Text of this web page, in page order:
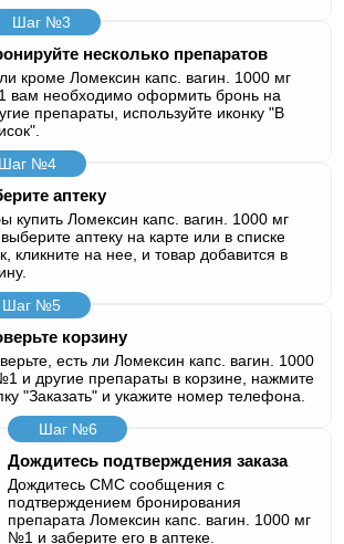
Шаг №3
несколько препаратов
кроме Ломексин капс. вагин. 1000 мг
вам необходимо оформить бронь на
препараты, используйте иконку "В
Шаг №4
аптеку
купить Ломексин капс. вагин. 1000 мг
аптеку на карте или в списке
кликните на нее, и товар добавится в
Шаг №5
корзину
есть ли Ломексин капс. вагин. 1000
и другие препараты в корзине, нажмите
"Заказать" и укажите номер телефона.
Шаг №6
Дождитесь подтверждения заказа
Дождитесь СМС сообщения с
подтверждением бронирования
препарата Ломексин капс. вагин. 1000 мг
№1 и заберите его в аптеке.